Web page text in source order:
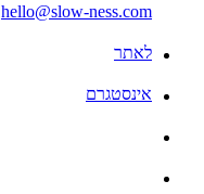
hello@slow-ness.com
לאתר
אינסטגרם